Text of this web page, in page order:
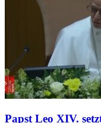
Papst Leo XIV.